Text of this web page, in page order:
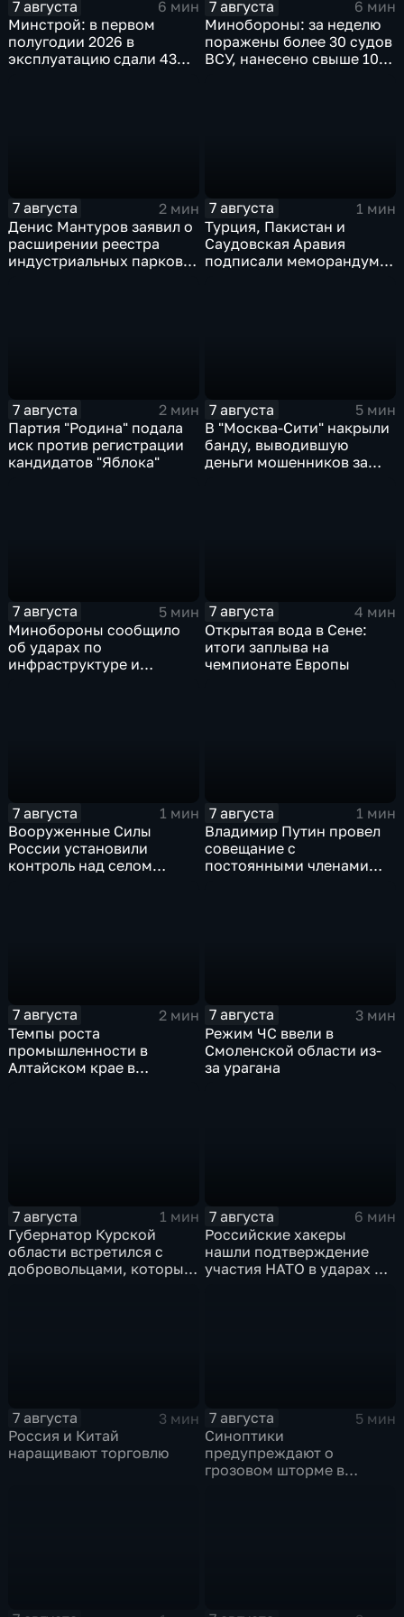
7 августа
6 мин
Минстрой: в первом
полугодии 2026 в
эксплуатацию сдали 43
7 августа
6 мин
Минобороны: за неделю
поражены более 30 судов
ВСУ, нанесено свыше 10
7 августа
2 мин
Денис Мантуров заявил о
расширении реестра
индустриальных парков в
7 августа
1 мин
Турция, Пакистан и
Саудовская Аравия
подписали меморандум о
7 августа
2 мин
Партия "Родина" подала
иск против регистрации
кандидатов "Яблока"
7 августа
5 мин
В "Москва‑Сити" накрыли
банду, выводившую
деньги мошенников за
7 августа
5 мин
Минобороны сообщило
об ударах по
инфраструктуре и
7 августа
4 мин
Открытая вода в Сене:
итоги заплыва на
чемпионате Европы
7 августа
1 мин
Вооруженные Силы
России установили
контроль над селом
7 августа
1 мин
Владимир Путин провел
совещание с
постоянными членами
7 августа
2 мин
Темпы роста
промышленности в
Алтайском крае в
7 августа
3 мин
Режим ЧС ввели в
Смоленской области из-
за урагана
7 августа
1 мин
Губернатор Курской
области встретился с
добровольцами, которые
7 августа
6 мин
Российские хакеры
нашли подтверждение
участия НАТО в ударах по
7 августа
3 мин
Россия и Китай
наращивают торговлю
7 августа
5 мин
Синоптики
предупреждают о
грозовом шторме в